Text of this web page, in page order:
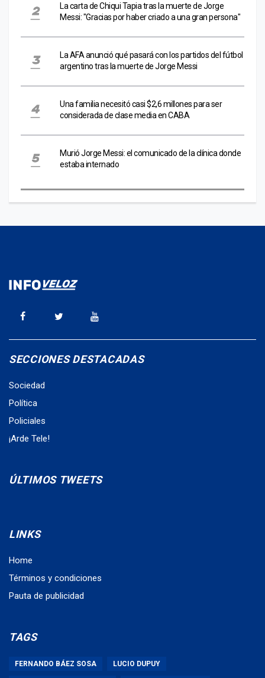
La carta de Chiqui Tapia tras la muerte de Jorge
Messi: "Gracias por haber criado a una gran persona"
La AFA anunció qué pasará con los partidos del fútbol
argentino tras la muerte de Jorge Messi
Una familia necesitó casi $2,6 millones para ser
considerada de clase media en CABA
Murió Jorge Messi: el comunicado de la clínica donde
estaba internado
SECCIONES DESTACADAS
Sociedad
Política
Policiales
¡Arde Tele!
ÚLTIMOS TWEETS
LINKS
Home
Términos y condiciones
Pauta de publicidad
TAGS
FERNANDO BÁEZ SOSA LUCIO DUPUY